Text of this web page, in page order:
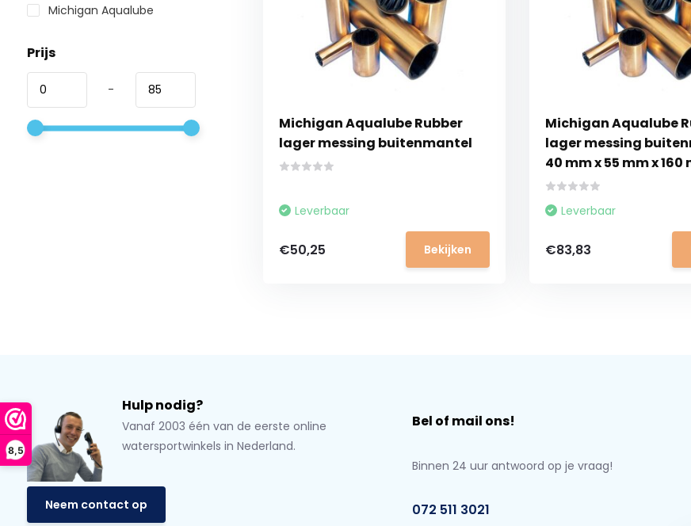
8,5
Michigan Aqualube
Prijs
-
Michigan Aqualube Rubber
lager messing buitenmantel
Leverbaar
€50,25 Bekijken
Michigan Aqualube
lager messing
40 mm x 55 mm x 160
Leverbaar
€83,83
Hulp nodig?
Vanaf 2003 één van de eerste online
watersportwinkels in Nederland.
Neem contact op
Bel of mail ons!
Binnen 24 uur antwoord op je vraag!
072 511 3021